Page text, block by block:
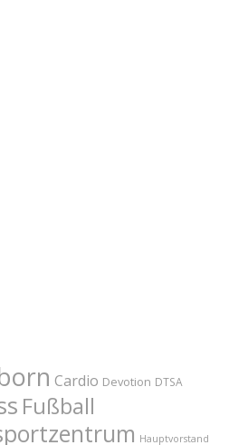
Cardio Devotion DTSA
Fußball
Hauptvorstand